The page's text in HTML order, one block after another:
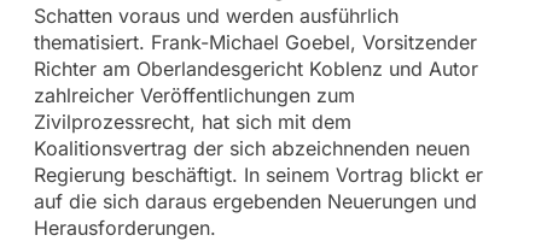
Schatten voraus und werden ausführlich
thematisiert. Frank-Michael Goebel, Vorsitzender
Richter am Oberlandesgericht Koblenz und Autor
zahlreicher Veröffentlichungen zum
Zivilprozessrecht, hat sich mit dem
Koalitionsvertrag der sich abzeichnenden neuen
Regierung beschäftigt. In seinem Vortrag blickt er
auf die sich daraus ergebenden Neuerungen und
Herausforderungen.